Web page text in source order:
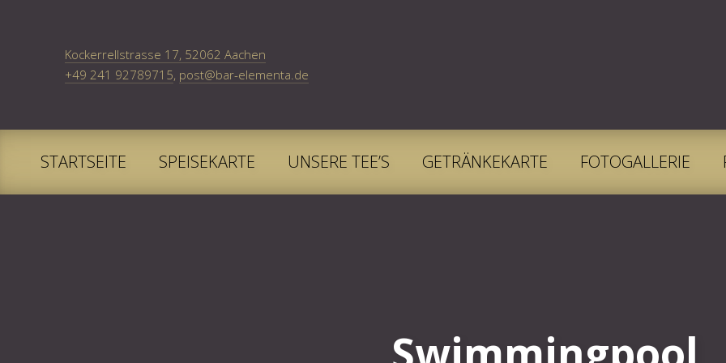
Kockerrellstrasse 17, 52062 Aachen
+49 241 92789715, post@bar-elementa.de
STARTSEITE SPEISEKARTE UNSERE TEE’S GETRÄNKEKARTE FOTOGALLERIE